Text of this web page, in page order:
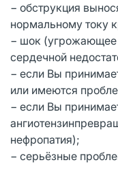
− обструкция
нормальному току
− шок (угрожающее
сердечной
− если Вы
или имеются
− если Вы
нефропатия);
− серьёзные